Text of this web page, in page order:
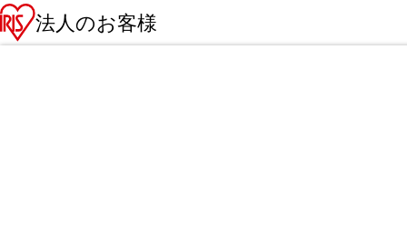
法人のお客様